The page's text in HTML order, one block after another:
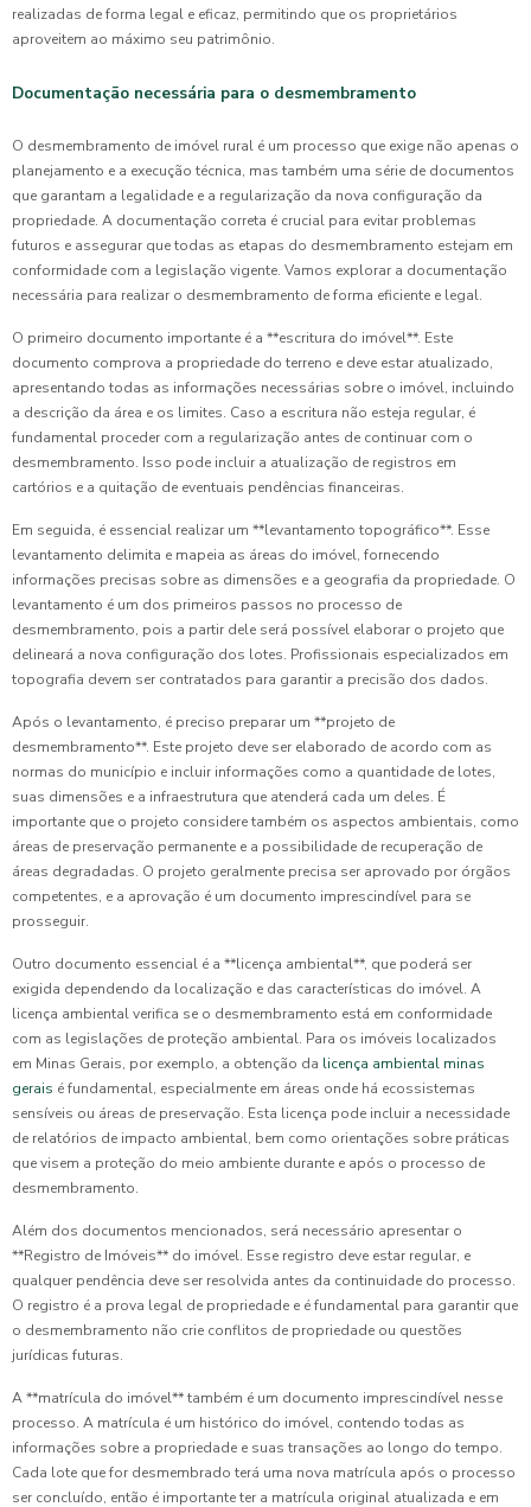
realizadas de forma legal e eficaz, permitindo que os proprietários
aproveitem ao máximo seu patrimônio.
Documentação necessária para o desmembramento
O desmembramento de imóvel rural é um processo que exige não apenas o
planejamento e a execução técnica, mas também uma série de documentos
que garantam a legalidade e a regularização da nova configuração da
propriedade. A documentação correta é crucial para evitar problemas
futuros e assegurar que todas as etapas do desmembramento estejam em
conformidade com a legislação vigente. Vamos explorar a documentação
necessária para realizar o desmembramento de forma eficiente e legal.
O primeiro documento importante é a **escritura do imóvel**. Este
documento comprova a propriedade do terreno e deve estar atualizado,
apresentando todas as informações necessárias sobre o imóvel, incluindo
a descrição da área e os limites. Caso a escritura não esteja regular, é
fundamental proceder com a regularização antes de continuar com o
desmembramento. Isso pode incluir a atualização de registros em
cartórios e a quitação de eventuais pendências financeiras.
Em seguida, é essencial realizar um **levantamento topográfico**. Esse
levantamento delimita e mapeia as áreas do imóvel, fornecendo
informações precisas sobre as dimensões e a geografia da propriedade. O
levantamento é um dos primeiros passos no processo de
desmembramento, pois a partir dele será possível elaborar o projeto que
delineará a nova configuração dos lotes. Profissionais especializados em
topografia devem ser contratados para garantir a precisão dos dados.
Após o levantamento, é preciso preparar um **projeto de
desmembramento**. Este projeto deve ser elaborado de acordo com as
normas do município e incluir informações como a quantidade de lotes,
suas dimensões e a infraestrutura que atenderá cada um deles. É
importante que o projeto considere também os aspectos ambientais, como
áreas de preservação permanente e a possibilidade de recuperação de
áreas degradadas. O projeto geralmente precisa ser aprovado por órgãos
competentes, e a aprovação é um documento imprescindível para se
prosseguir.
Outro documento essencial é a **licença ambiental**, que poderá ser
exigida dependendo da localização e das características do imóvel. A
licença ambiental verifica se o desmembramento está em conformidade
com as legislações de proteção ambiental. Para os imóveis localizados
em Minas Gerais, por exemplo, a obtenção da licença ambiental minas
gerais é fundamental, especialmente em áreas onde há ecossistemas
sensíveis ou áreas de preservação. Esta licença pode incluir a necessidade
de relatórios de impacto ambiental, bem como orientações sobre práticas
que visem a proteção do meio ambiente durante e após o processo de
desmembramento.
Além dos documentos mencionados, será necessário apresentar o
**Registro de Imóveis** do imóvel. Esse registro deve estar regular, e
qualquer pendência deve ser resolvida antes da continuidade do processo.
O registro é a prova legal de propriedade e é fundamental para garantir que
o desmembramento não crie conflitos de propriedade ou questões
jurídicas futuras.
A **matrícula do imóvel** também é um documento imprescindível nesse
processo. A matrícula é um histórico do imóvel, contendo todas as
informações sobre a propriedade e suas transações ao longo do tempo.
Cada lote que for desmembrado terá uma nova matrícula após o processo
ser concluído, então é importante ter a matrícula original atualizada e em